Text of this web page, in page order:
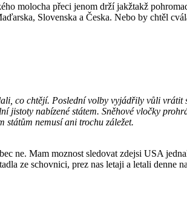
molocha přeci jenom drží jakžtakž
Slovenska a Česka. Nebo by chtěl
co chtějí. Poslední volby vyjádřily vůli vrátit
nabízené státem. Sněhové vločky
státům nemusí ani trochu záležet.
ne. Mam moznost sledovat zdejsi USA
ze schovnici, prez nas letaji a letali denne